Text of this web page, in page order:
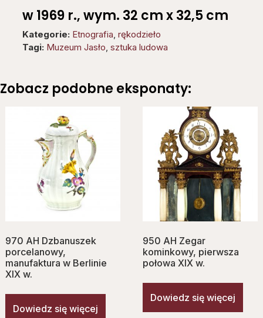
w 1969 r., wym. 32 cm x 32,5 cm
Kategorie: Etnografia, rękodzieło
Tagi: Muzeum Jasło, sztuka ludowa
Zobacz podobne eksponaty:
970 AH Dzbanuszek
porcelanowy,
manufaktura w Berlinie
XIX w.
Dowiedz się więcej
950 AH Zegar
kominkowy, pierwsza
połowa XIX w.
Dowiedz się więcej